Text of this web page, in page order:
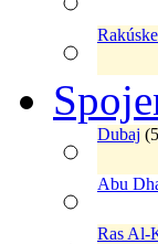
Dubaj
Abu
Ras Al-